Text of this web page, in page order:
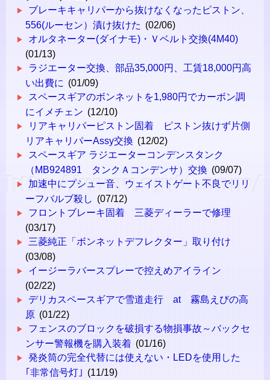
ブレーキキャリパーから抜けなくなったピストン、
556(ルーセン）漬け抜けた (02/06)
オルタネーター(ダイナモ)・Ｖベルト交換(4M40)
(01/13)
ラジエーター交換、部品35,000円、工賃18,000円高
い出費に (01/09)
スペースギアのボンネットを1,980円でカーボン調
にイメチェン (12/10)
リアキャリパーピストン固着 ピストン抜けず片側
リアキャリパーAssy交換 (12/02)
スペースギア ラジエーターコンデンスタンク
（MB924891 タンクＡコンデンサ）交換 (09/07)
加速中にプシュー音、ウェイストゲート不良でリリ
ーフバルブ殺し (07/12)
フロントブレーキ固着 三菱ディーラーで修理
(03/17)
三菱純正「ボンネットデフレクター」取り付け
(03/08)
イージーラバースプレーで控えめアイライン
(02/22)
デリカスペースギアで雪道走行 at 霧島えびの高
原 (01/22)
フェンスのブロックを破損する物損事故～バックセ
ンサー警報機を購入装着 (01/16)
発炎筒の完全代替には使えない・LEDを使用した
｢非常信号灯｣ (11/19)